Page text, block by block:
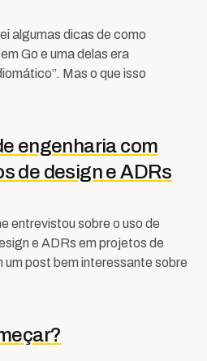
algumas dicas de como
Go e uma delas era
Mas o que isso
engenharia com
de design e ADRs
entrevistou sobre o uso de
e ADRs em projetos de
um post bem interessante sobre